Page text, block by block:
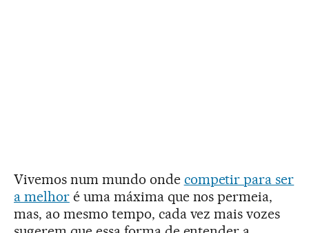
Vivemos num mundo onde competir para ser
a melhoré uma máxima que nos permeia,
mas, ao mesmo tempo, cada vez mais vozes